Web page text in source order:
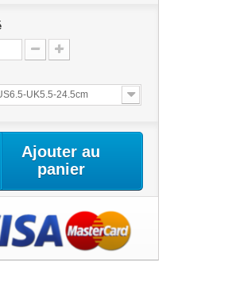
UK5.5-24.5cm
Ajouter au
panier